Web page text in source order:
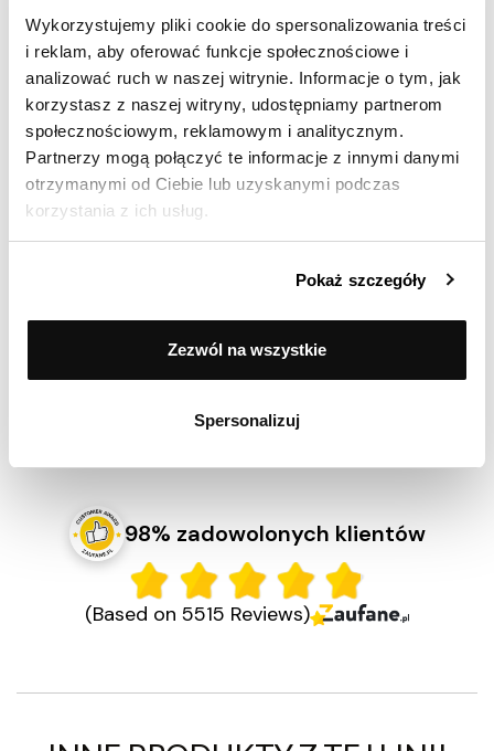
Wykorzystujemy pliki cookie do spersonalizowania treści
i reklam, aby oferować funkcje społecznościowe i
analizować ruch w naszej witrynie. Informacje o tym, jak
korzystasz z naszej witryny, udostępniamy partnerom
społecznościowym, reklamowym i analitycznym.
Partnerzy mogą połączyć te informacje z innymi danymi
otrzymanymi od Ciebie lub uzyskanymi podczas
korzystania z ich usług.
Pokaż szczegóły
Zezwól na wszystkie
Spersonalizuj
DANE TECHNICZNE
Linia produktów Verdi
Zestaw zawiera Akcesoria kuchenne
elektryczna, gazowa,
EAN 5904158106650
98% zadowolonych klientów
(Based on 5515 Reviews)